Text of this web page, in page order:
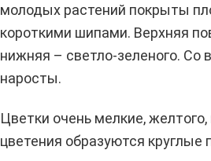
молодых растений покрыты
короткими шипами. Верхняя
нижняя – светло-зеленого.
наросты.
Цветки очень мелкие,
цветения образуются